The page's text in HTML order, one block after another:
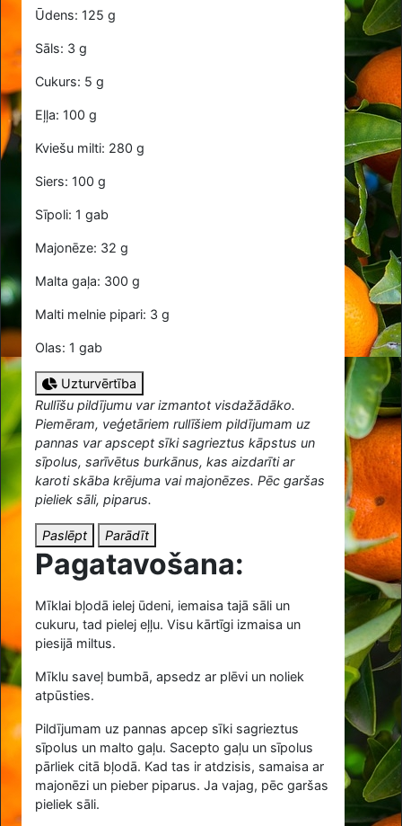
Ūdens: 125 g
Sāls: 3 g
Cukurs: 5 g
Eļļa: 100 g
Kviešu milti: 280 g
Siers: 100 g
Sīpoli: 1 gab
Majonēze: 32 g
Malta gaļa: 300 g
Malti melnie pipari: 3 g
Olas: 1 gab
Uzturvērtība
Rullīšu pildījumu var izmantot visdažādāko.
Piemēram, veģetāriem rullīšiem pildījumam uz
pannas var apscept sīki sagrieztus kāpstus un
sīpolus, sarīvētus burkānus, kas aizdarīti ar
karoti skāba krējuma vai majonēzes. Pēc garšas
pieliek sāli, piparus.
Paslēpt Parādīt
Pagatavošana:
Mīklai bļodā ielej ūdeni, iemaisa tajā sāli un
cukuru, tad pielej eļļu. Visu kārtīgi izmaisa un
piesijā miltus.
Mīklu saveļ bumbā, apsedz ar plēvi un noliek
atpūsties.
Pildījumam uz pannas apcep sīki sagrieztus
sīpolus un malto gaļu. Sacepto gaļu un sīpolus
pārliek citā bļodā. Kad tas ir atdzisis, samaisa ar
majonēzi un pieber piparus. Ja vajag, pēc garšas
pieliek sāli.